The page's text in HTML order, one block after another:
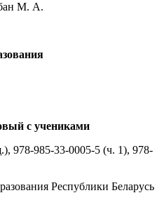
М. А.
с учениками
978-985-33-0005-5 (ч. 1), 978-
Республики Беларусь